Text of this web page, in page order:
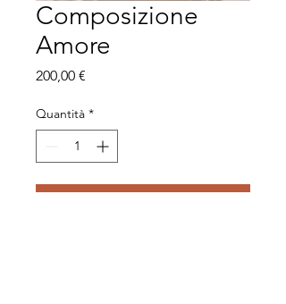
Composizione
Amore
200,00 €
Quantità *